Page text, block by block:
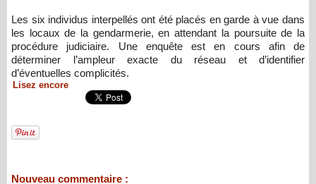
Les six individus interpellés ont été placés en garde à vue dans
les locaux de la gendarmerie, en attendant la poursuite de la
procédure judiciaire. Une enquête est en cours afin de
déterminer l’ampleur exacte du réseau et d’identifier
d’éventuelles complicités.
Lisez encore
Nouveau commentaire :